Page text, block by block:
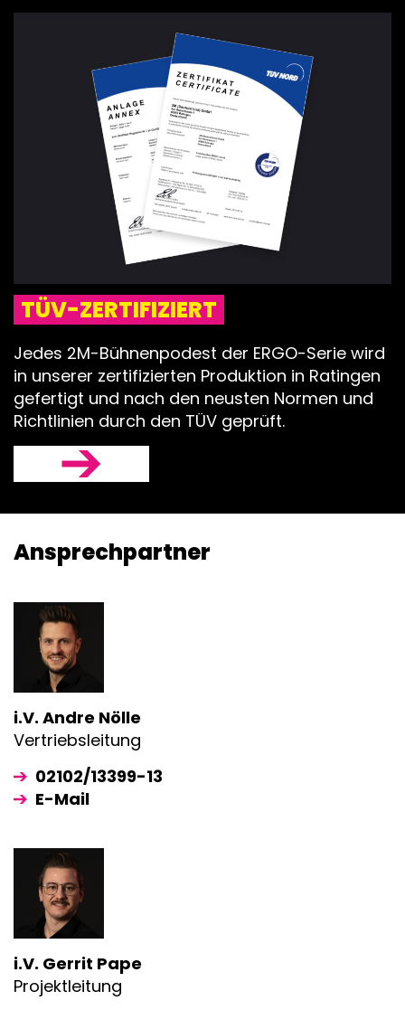
TÜV-ZERTIFIZIERT
Jedes 2M-Bühnenpodest der ERGO-Serie wird
in unserer zertifizierten Produktion in Ratingen
gefertigt und nach den neusten Normen und
Richtlinien durch den TÜV geprüft.
Ansprech­partner
i.V. Andre Nölle
Vertriebsleitung
02102/13399-13
E-Mail
i.V. Gerrit Pape
Projektleitung